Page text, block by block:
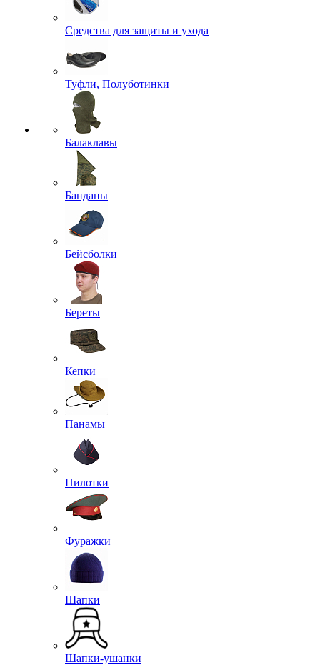
Средства для защиты и ухода
Туфли, Полуботинки
Балаклавы
Банданы
Бейсболки
Береты
Кепки
Панамы
Пилотки
Фуражки
Шапки
Шапки-ушанки